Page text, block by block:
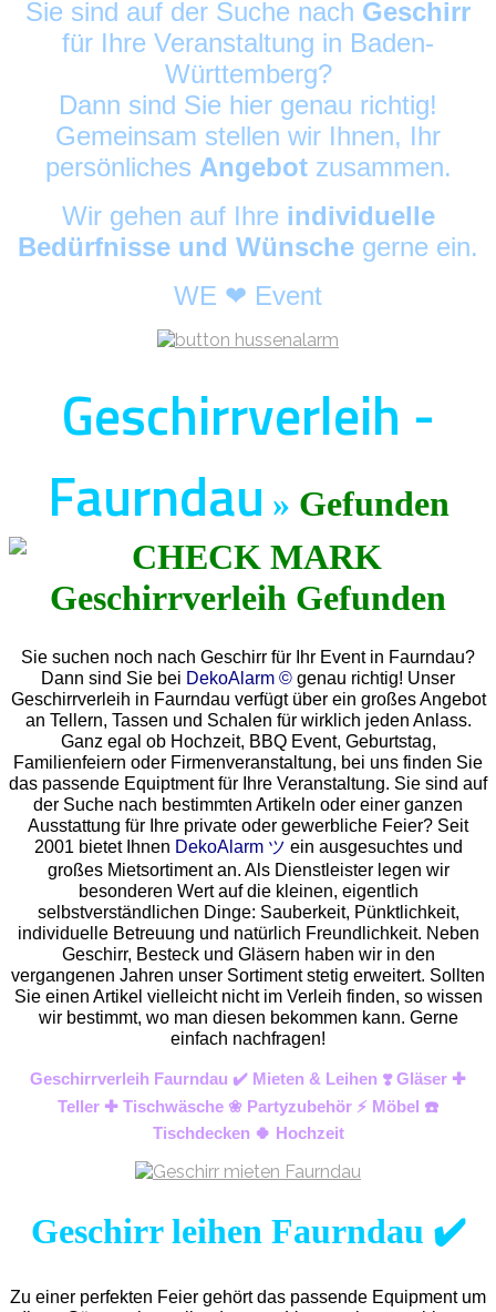
Sie sind auf der Suche nach Geschirr
für Ihre Veranstaltung in Baden-
Württemberg?
Dann sind Sie hier genau richtig!
Gemeinsam stellen wir Ihnen, Ihr
persönliches Angebot zusammen.
Wir gehen auf Ihre individuelle
Bedürfnisse und Wünsche gerne ein.
WE ❤ Event
Geschirrverleih -
Faurndau » Gefunden
Sie suchen noch nach Geschirr für Ihr Event in Faurndau?
Dann sind Sie bei DekoAlarm © genau richtig! Unser
Geschirrverleih in Faurndau verfügt über ein großes Angebot
an Tellern, Tassen und Schalen für wirklich jeden Anlass.
Ganz egal ob Hochzeit, BBQ Event, Geburtstag,
Familienfeiern oder Firmenveranstaltung, bei uns finden Sie
das passende Equiptment für Ihre Veranstaltung. Sie sind auf
der Suche nach bestimmten Artikeln oder einer ganzen
Ausstattung für Ihre private oder gewerbliche Feier? Seit
2001 bietet Ihnen DekoAlarm ツ ein ausgesuchtes und
großes Mietsortiment an. Als Dienstleister legen wir
besonderen Wert auf die kleinen, eigentlich
selbstverständlichen Dinge: Sauberkeit, Pünktlichkeit,
individuelle Betreuung und natürlich Freundlichkeit. Neben
Geschirr, Besteck und Gläsern haben wir in den
vergangenen Jahren unser Sortiment stetig erweitert. Sollten
Sie einen Artikel vielleicht nicht im Verleih finden, so wissen
wir bestimmt, wo man diesen bekommen kann. Gerne
einfach nachfragen!
Geschirrverleih Faurndau ✔️ Mieten & Leihen ❣️ Gläser ✚
Teller ✚ Tischwäsche ❀ Partyzubehör ⚡ Möbel ☎️
Tischdecken 🍀 Hochzeit
Geschirr leihen Faurndau ✔️
Zu einer perfekten Feier gehört das passende Equipment um